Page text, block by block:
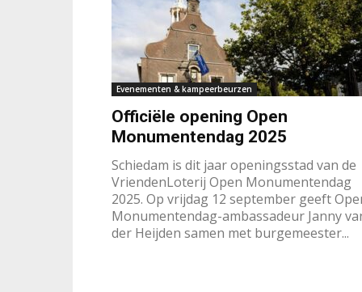
Evenementen & kampeerbeurzen
Officiële opening Open
Monumentendag 2025
Schiedam is dit jaar openingsstad van de
VriendenLoterij Open Monumentendag
2025. Op vrijdag 12 september geeft
Monumentendag-ambassadeur Janny
der Heijden samen met burgemeester...